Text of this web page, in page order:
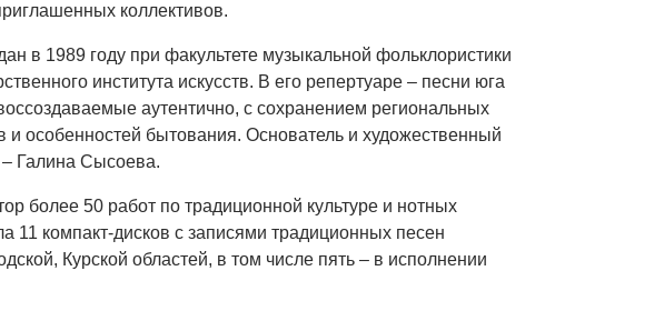
коллективов.
в 1989 году при факультете музыкальной фольклористики
института искусств. В его репертуаре – песни юга
аутентично, с сохранением региональных
и особенностей бытования. Основатель и художественный
– Галина Сысоева.
более 50 работ по традиционной культуре и нотных
11 компакт-дисков с записями традиционных песен
Курской областей, в том числе пять – в исполнении